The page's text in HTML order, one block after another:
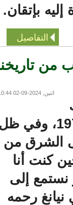
بإتقان.
التفاصيل
تاريخنا
اثنين, 2024-09-02 10:44
اليوم الصائف من سنة 1977، وفي ظل
الشرق من
أنا
إلى
رحمه